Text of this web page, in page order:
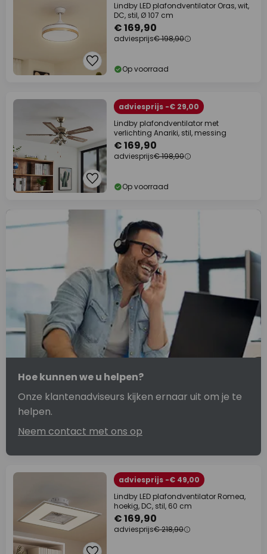
Lindby LED plafondventilator Oras, wit,
DC, stil, Ø 107 cm
€ 169,90
adviesprijs€ 198,90
Op voorraad
adviesprijs -€ 29,00
Lindby plafondventilator met
verlichting Anariki, stil, messing
€ 169,90
adviesprijs€ 198,90
Op voorraad
Hoe kunnen we u helpen?
Onze klantenadviseurs kijken ernaar uit om je te
helpen.
Neem contact met ons op
adviesprijs -€ 49,00
Lindby LED plafondventilator Romea,
hoekig, DC, stil, 60 cm
€ 169,90
adviesprijs€ 218,90